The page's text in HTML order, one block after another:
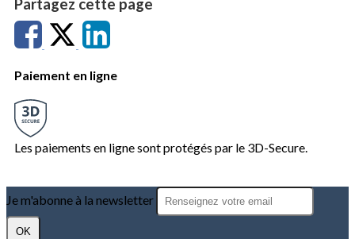
Partagez cette page
Paiement en ligne
Les paiements en ligne sont protégés par le 3D-Secure.
Je m'abonne à la newsletter
OK